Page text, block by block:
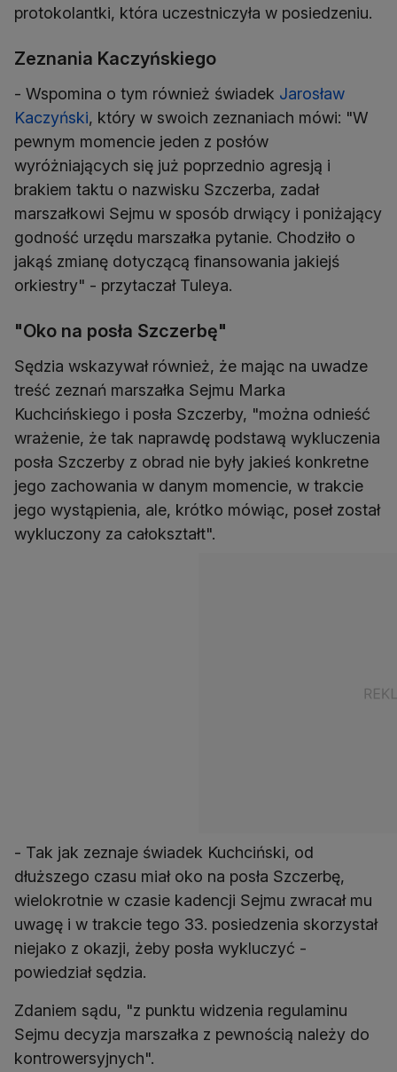
protokolantki, która uczestniczyła w posiedzeniu.
Zeznania Kaczyńskiego
- Wspomina o tym również świadek Jarosław
Kaczyński, który w swoich zeznaniach mówi: "W
pewnym momencie jeden z posłów
wyróżniających się już poprzednio agresją i
brakiem taktu o nazwisku Szczerba, zadał
marszałkowi Sejmu w sposób drwiący i poniżający
godność urzędu marszałka pytanie. Chodziło o
jakąś zmianę dotyczącą finansowania jakiejś
orkiestry" - przytaczał Tuleya.
"Oko na posła Szczerbę"
Sędzia wskazywał również, że mając na uwadze
treść zeznań marszałka Sejmu Marka
Kuchcińskiego i posła Szczerby, "można odnieść
wrażenie, że tak naprawdę podstawą wykluczenia
posła Szczerby z obrad nie były jakieś konkretne
jego zachowania w danym momencie, w trakcie
jego wystąpienia, ale, krótko mówiąc, poseł został
wykluczony za całokształt".
- Tak jak zeznaje świadek Kuchciński, od
dłuższego czasu miał oko na posła Szczerbę,
wielokrotnie w czasie kadencji Sejmu zwracał mu
uwagę i w trakcie tego 33. posiedzenia skorzystał
niejako z okazji, żeby posła wykluczyć -
powiedział sędzia.
Zdaniem sądu, "z punktu widzenia regulaminu
Sejmu decyzja marszałka z pewnością należy do
kontrowersyjnych".